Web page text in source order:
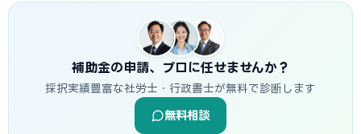
補助金の申請、プロに任せませんか？
採択実績豊富な社労士・行政書士が無料で診断します
無料相談